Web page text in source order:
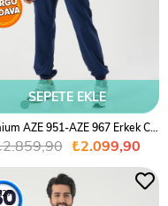
SEPETE EKLE
₺2.099,90